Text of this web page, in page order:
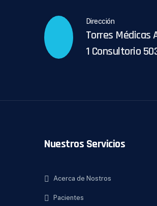
Dirección
Torres Médicas
1 Consultorio
Nuestros Servicios
Acerca de Nostros
Pacientes